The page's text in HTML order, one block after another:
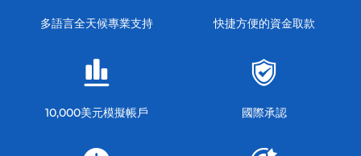
多語言全天候專業支持 快捷方便的資金取款
10,000美元模擬帳戶 國際承認